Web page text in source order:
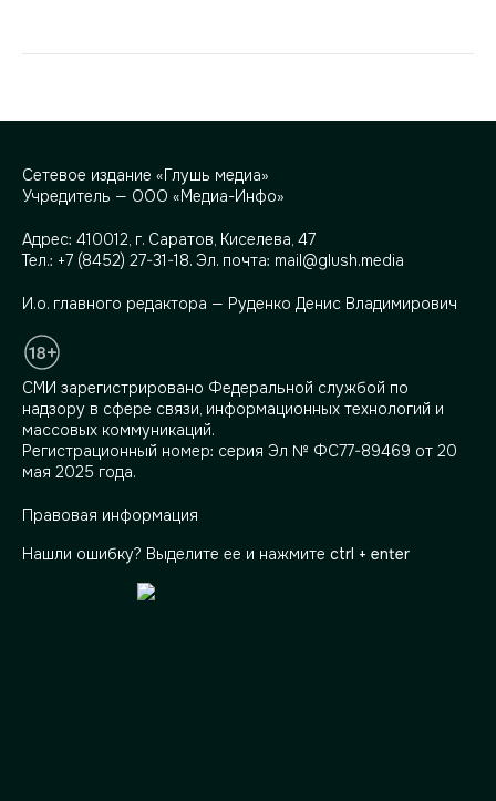
Сетевое издание «Глушь медиа»
Учредитель — ООО «Медиа-Инфо»
Адрес: 410012, г. Саратов, Киселева, 47
Тел.: +7 (8452) 27-31-18. Эл. почта: mail@glush.media
И.о. главного редактора — Руденко Денис Владимирович
СМИ зарегистрировано Федеральной службой по
надзору в сфере связи, информационных технологий и
массовых коммуникаций.
Регистрационный номер: серия Эл № ФС77-89469 от 20
мая 2025 года.
Правовая информация
Нашли ошибку? Выделите ее и нажмите ctrl + enter